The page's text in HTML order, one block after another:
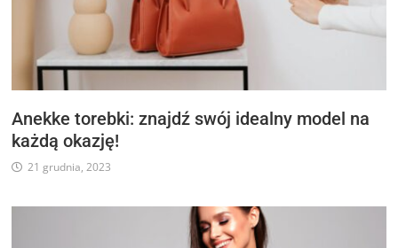
Anekke torebki: znajdź swój idealny model na
każdą okazję!
21 grudnia, 2023